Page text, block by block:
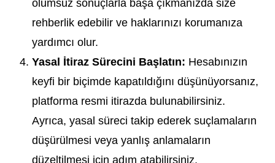
olumsuz sonuçlarla başa çıkmanızda size
rehberlik edebilir ve haklarınızı korumanıza
yardımcı olur.
Yasal İtiraz Sürecini Başlatın: Hesabınızın
keyfi bir biçimde kapatıldığını düşünüyorsanız,
platforma resmi itirazda bulunabilirsiniz.
Ayrıca, yasal süreci takip ederek suçlamaların
düşürülmesi veya yanlış anlamaların
düzeltilmesi için adım atabilirsiniz.